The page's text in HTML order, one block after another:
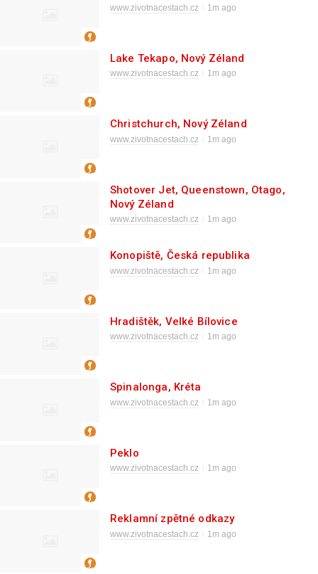
www.zivotnacestach.cz 1m ago
Lake Tekapo, Nový Zéland
www.zivotnacestach.cz 1m ago
Christchurch, Nový Zéland
www.zivotnacestach.cz 1m ago
Shotover Jet, Queenstown, Otago,
Nový Zéland
www.zivotnacestach.cz 1m ago
Konopiště, Česká republika
www.zivotnacestach.cz 1m ago
Hradištěk, Velké Bílovice
www.zivotnacestach.cz 1m ago
Spinalonga, Kréta
www.zivotnacestach.cz 1m ago
Peklo
www.zivotnacestach.cz 1m ago
Reklamní zpětné odkazy
www.zivotnacestach.cz 1m ago